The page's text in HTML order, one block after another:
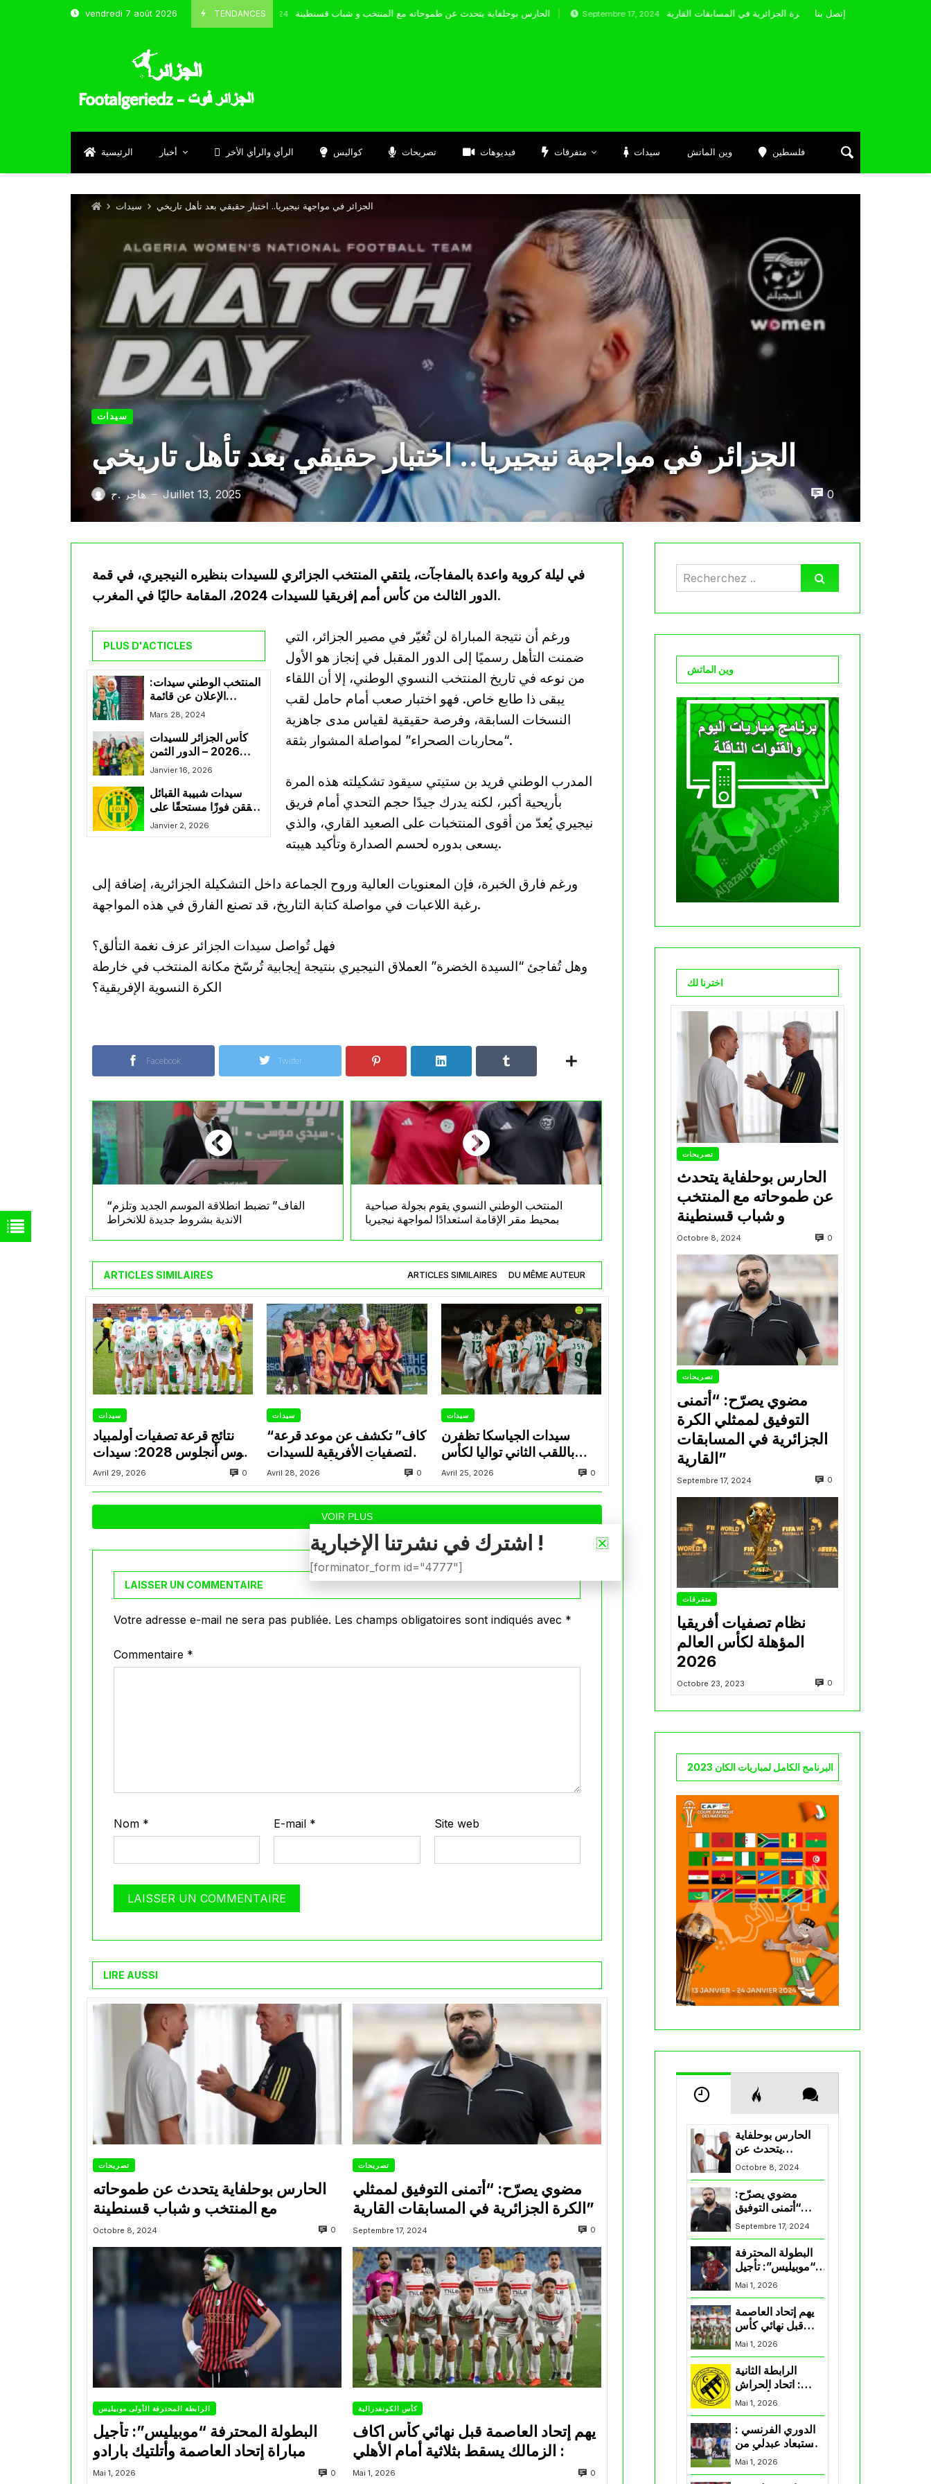
vendredi 7 août 2026 TENDANCES
Octobre 8, 2024 الحارس بوحلفاية يتحدث عن طموحاته مع المنتخب و شباب قسنطينة Septembre 17, 2024 إتصل بنا
الرئيسية أخبار الرأي والرأي الأخر كواليس تصريحات فيديوهات متفرقات سيدات وين الماتش فلسطين
سيدات الجزائر في مواجهة نيجيريا.. اختبار حقيقي بعد تأهل تاريخي
سيدات
الجزائر في مواجهة نيجيريا.. اختبار حقيقي بعد تأهل تاريخي
هاجر .ح — Juillet 13, 2025 0
في ليلة كروية واعدة بالمفاجآت، يلتقي المنتخب الجزائري للسيدات بنظيره النيجيري، في قمة
الدور الثالث من كأس أمم إفريقيا للسيدات 2024، المقامة حاليًا في المغرب.
PLUS D'ACTICLES
المنتخب الوطني سيدات:
الإعلان عن قائمة
اللاعبات المشاركات في
Mars 28, 2024
كأس الجزائر للسيدات
2026 – الدور الثمن
النهائي: نتائج مثيرة
Janvier 16, 2026
سيدات شبيبة القبائل
تحققن فوزًا مستحقًا على
سيدات نادي النجوم
الرياضية لسطيف بثلاثية
Janvier 2, 2026
ورغم أن نتيجة المباراة لن تُغيّر في مصير الجزائر، التي
ضمنت التأهل رسميًا إلى الدور المقبل في إنجاز هو الأول
من نوعه في تاريخ المنتخب النسوي الوطني، إلا أن اللقاء
يبقى ذا طابع خاص. فهو اختبار صعب أمام حامل لقب
النسخات السابقة، وفرصة حقيقية لقياس مدى جاهزية
“محاربات الصحراء” لمواصلة المشوار بثقة.
المدرب الوطني فريد بن ستيتي سيقود تشكيلته هذه المرة
بأريحية أكبر، لكنه يدرك جيدًا حجم التحدي أمام فريق
نيجيري يُعدّ من أقوى المنتخبات على الصعيد القاري، والذي
يسعى بدوره لحسم الصدارة وتأكيد هيبته.
ورغم فارق الخبرة، فإن المعنويات العالية وروح الجماعة داخل التشكيلة الجزائرية، إضافة إلى
رغبة اللاعبات في مواصلة كتابة التاريخ، قد تصنع الفارق في هذه المواجهة.
فهل تُواصل سيدات الجزائر عزف نغمة التألق؟
وهل تُفاجئ “السيدة الخضرة” العملاق النيجيري بنتيجة إيجابية تُرسّخ مكانة المنتخب في خارطة
الكرة النسوية الإفريقية؟
Facebook Twitter
“الفاف” تضبط انطلاقة الموسم الجديد وتلزم
الاندية بشروط جديدة للانخراط
المنتخب الوطني النسوي يقوم بجولة صباحية
بمحيط مقر الإقامة استعدادًا لمواجهة نيجيريا
ARTICLES SIMILAIRES ARTICLES SIMILAIRES DU MÊME AUTEUR
سيدات
نتائج قرعة تصفيات أولمبياد
لوس أنجلوس 2028: سيدات
الخضر يواجهن إفريقيا
الوسطى
Avril 29, 2026 0
سيدات
“كاف” تكشف عن موعد قرعة
التصفيات الأفريقية للسيدات
المؤهلة للألعاب الأولمبية لوس
أنجلس 2028
Avril 28, 2026 0
سيدات
سيدات الجياسكا تظفرن
باللقب الثاني تواليا لكأس
الجزائر
Avril 25, 2026 0
VOIR PLUS
LAISSER UN COMMENTAIRE
Votre adresse e-mail ne sera pas publiée. Les champs obligatoires sont indiqués avec *
Commentaire *
Nom * E-mail * Site web
LIRE AUSSI
تصريحات
الحارس بوحلفاية يتحدث عن طموحاته
مع المنتخب و شباب قسنطينة
Octobre 8, 2024 0
تصريحات
مضوي يصرّح: “أتمنى التوفيق لممثلي
الكرة الجزائرية في المسابقات القارية”
Septembre 17, 2024 0
الرابطة المحترفة الأولى موبيليس
البطولة المحترفة “موبيليس”: تأجيل
مباراة إتحاد العاصمة وأتلتيك بارادو
Mai 1, 2026 0
كأس الكونفدرالية
يهم إتحاد العاصمة قبل نهائي كأس اكاف
Mai 1, 2026 0
وين الماتش
اخترنا لك
تصريحات
الحارس بوحلفاية يتحدث
عن طموحاته مع المنتخب
و شباب قسنطينة
Octobre 8, 2024 0
تصريحات
مضوي يصرّح: “أتمنى
التوفيق لممثلي الكرة
الجزائرية في المسابقات
القارية”
Septembre 17, 2024 0
متفرقات
نظام تصفيات أفريقيا
المؤهلة لكأس العالم
2026
Octobre 23, 2023 0
البرنامج الكامل لمباريات الكان 2023
الحارس بوحلفاية
يتحدث عن
طموحاته مع
المنتخب و شباب
قسنطينة
Octobre 8, 2024
مضوي يصرّح:
“أتمنى التوفيق
لممثلي الكرة
الجزائرية في
Septembre 17, 2024
البطولة المحترفة
“موبيليس”: تأجيل
مباراة إتحاد
العاصمة وأتلتيك
بارادو
Mai 1, 2026
يهم إتحاد العاصمة
قبل نهائي كأس
اكاف : الزمالك
يسقط بثلاثية أمام
Mai 1, 2026
الرابطة الثانية
: اتحاد الحراش
يحسم التأهل إلى
“البلاي أوف”
Mai 1, 2026
الدوري الفرنسي :
استبعاد عبدلي من
قائمة مرسيليا أمام
Mai 1, 2026
اشترك في نشرتنا الإخبارية !
[forminator_form id="4777"]